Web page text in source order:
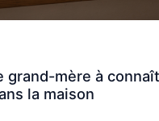
grand-mère à
la maison